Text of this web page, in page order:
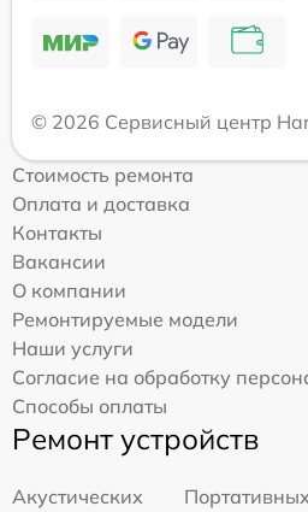
© 2026 Сервисный центр
Стоимость ремонта
Оплата и доставка
Контакты
Вакансии
О компании
Ремонтируемые модели
Наши услуги
Согласие на обработку
Способы оплаты
Ремонт устройств
Акустических